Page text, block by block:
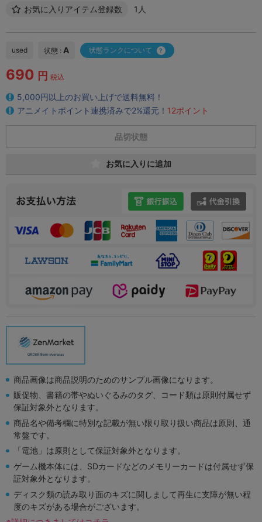
お気に入りアイテム登録数 1人
used 状態 : A 状態ランクについて
690 円 税込
5,000円以上のお買い上げで送料無料！
アニメイトポイント連携済みで2%還元！ 12ポイント
品切状態
お気に入りに追加
商品画像は商品説明のためのサンプル画像になります。
販促物、書籍の帯やぬいぐるみのタグ、コード類は原則付属せず
保証対象外となります。
商品名や備考欄に特別な記載が無い限り取り扱い商品は原則、通
常盤です。
「電池」は原則として保証対象外となります。
ゲーム機本体には、SDカードなどのメモリーカードは付属せず保
証対象外となります。
ディスク類の読み取り面のキズに関しまして再生に支障が無い程
度のキズがある場合がございます。